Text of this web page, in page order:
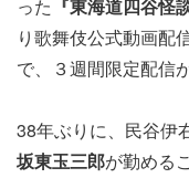
った 『東海道四谷怪
り歌舞伎公式動画配
で、３週間限定配信
38年ぶりに、民谷伊
坂東玉三郎が勤める